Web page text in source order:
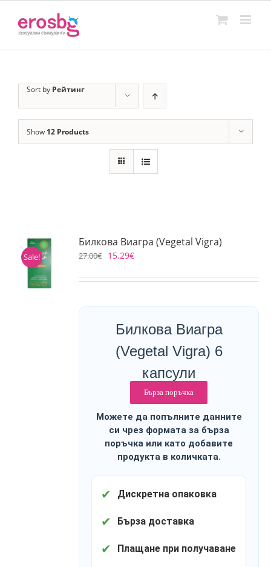
content
Sort by Рейтинг
Show 12 Products
Sale!
Билкова Виагра (Vegetal Vigra)
27.00€ 15.29€
Билкова Виагра
(Vegetal Vigra) 6
капсули
Бърза поръчка
Можете да попълните данните
си чрез формата за бърза
поръчка или като добавите
продукта в количката.
✔ Дискретна опаковка
✔ Бърза доставка
✔ Плащане при получаване